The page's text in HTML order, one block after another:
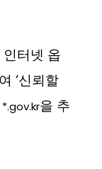
인터넷 옵
‘신뢰할
*.gov.kr을 추